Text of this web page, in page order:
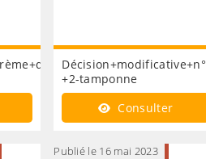
Décision+modificative+n°
+2-tamponne
Consulter
Publié le 16 mai 2023